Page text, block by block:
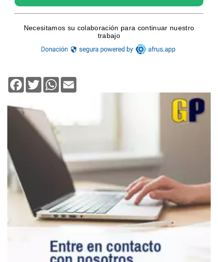
Facebook
TwitterWhatsApp